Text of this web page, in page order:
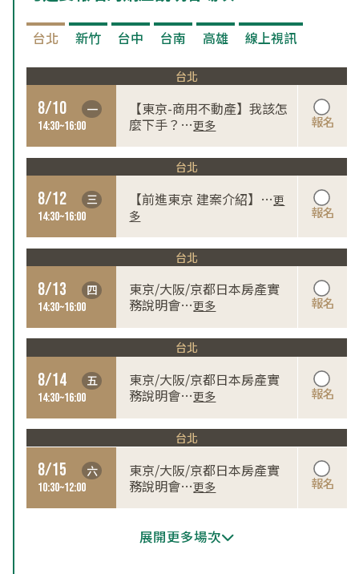
台北 新竹 台中 台南 高雄 線上視訊
台北
8/10 一
14:30~16:00
【東京-商用不動產】我該怎
麼下手？ …更多 報名
台北
8/12 三
14:30~16:00
【前進東京 建案介紹】 …更
多
報名
台北
8/13 四
14:30~16:00
東京/大阪/京都日本房產實
務說明會…更多 報名
台北
8/14 五
14:30~16:00
東京/大阪/京都日本房產實
務說明會…更多 報名
台北
8/15 六
10:30~12:00
東京/大阪/京都日本房產實
務說明會…更多 報名
展開更多場次